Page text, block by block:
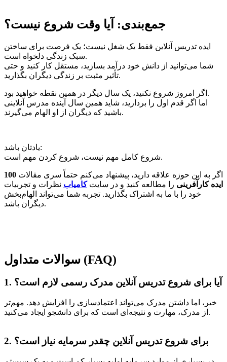
جمع‌بندی: آیا وقت شروع نیست؟
ایده تدریس آنلاین فقط یک شغل نیست؛ یک فرصت برای ساختن
سبک زندگی دلخواه است.
شما می‌توانید از دانش خود درآمد بسازید، مستقل کار کنید و حتی
تأثیر مثبت بر زندگی دیگران بگذارید.
اگر امروز شروع نکنید، یک سال دیگر در همین نقطه خواهید بود.
اما اگر قدم اول را بردارید، شاید همین سال آینده مدرس آنلاینی
باشید که دیگران از او الهام می‌گیرند.
یادتان باشد:
شروع کامل مهم نیست، شروع کردن مهم است.
اگر به این حوزه علاقه دارید، پیشنهاد می‌کنم حتماً سری مقالات 100
ایده کارآفرینی را مطالعه کنید و در سایتکامیاب نظرات و تجربیات
خود را با ما به اشتراک بگذارید. تجربه شما می‌تواند الهام‌بخش
دیگران باشد.
سوالات متداول (FAQ)
1. آیا برای شروع تدریس آنلاین مدرک رسمی لازم است؟
خیر، اما داشتن مدرک می‌تواند اعتمادسازی را افزایش دهد. مهم‌تر
از مدرک، مهارت و نتیجه‌ای است که برای دانشجو ایجاد می‌کنید.
2. برای شروع تدریس آنلاین چقدر سرمایه نیاز است؟